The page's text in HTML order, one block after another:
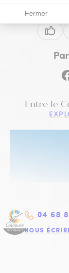
Ce
Entre le
04 68
NOUS